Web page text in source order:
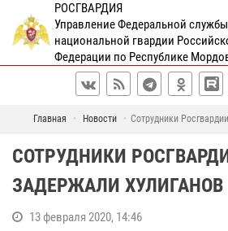
РОСГВАРДИЯ
Управление Федеральной
национальной гвардии
Федерации по Республике
Главная Новости Сотрудники
СОТРУДНИКИ
ЗАДЕРЖАЛИ ХУЛИГАНОВ
13 февраля 2020, 14:46